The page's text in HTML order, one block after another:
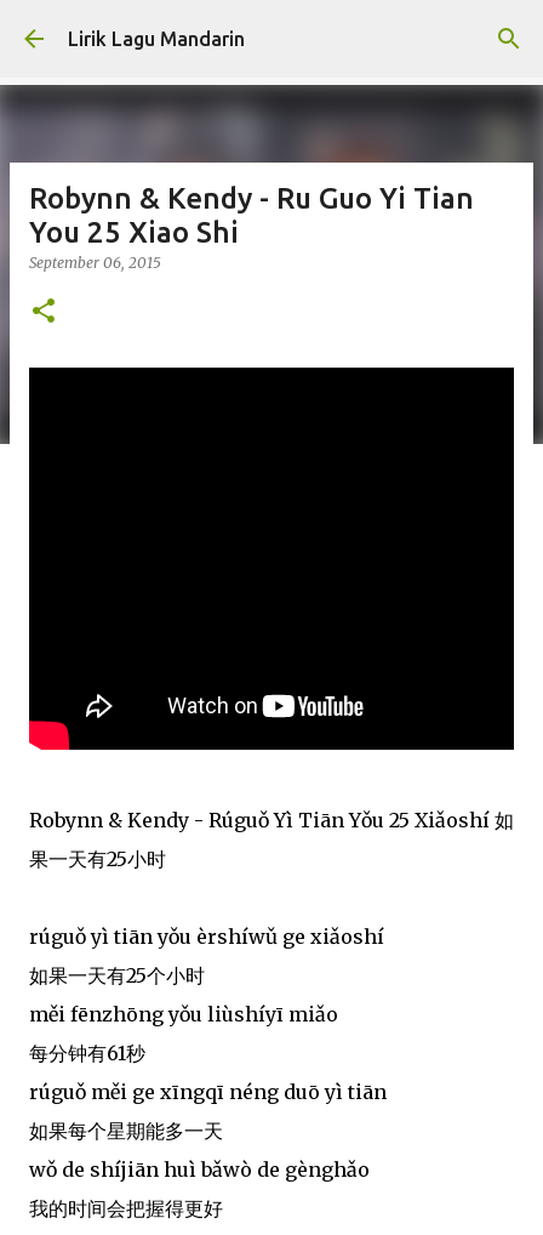
Skip to main content
Lirik Lagu Mandarin
Robynn & Kendy - Ru Guo Yi Tian
You 25 Xiao Shi
September 06, 2015
Robynn & Kendy - Rúguǒ Yì Tiān Yǒu 25 Xiǎoshí 如
果一天有25小时
rúguǒ yì tiān yǒu èrshíwǔ ge xiǎoshí
如果一天有25个小时
měi fēnzhōng yǒu liùshíyī miǎo
每分钟有61秒
rúguǒ měi ge xīngqī néng duō yì tiān
如果每个星期能多一天
wǒ de shíjiān huì bǎwò de gènghǎo
我的时间会把握得更好